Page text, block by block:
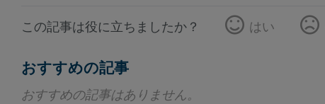
この記事は役に立ちましたか？ はい
おすすめの記事
おすすめの記事はありません。